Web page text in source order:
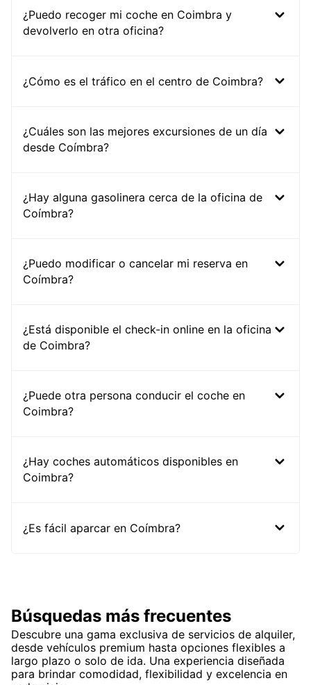
¿Puedo recoger mi coche en Coimbra y
devolverlo en otra oficina?
¿Cómo es el tráfico en el centro de Coimbra?
¿Cuáles son las mejores excursiones de un día
desde Coímbra?
¿Hay alguna gasolinera cerca de la oficina de
Coímbra?
¿Puedo modificar o cancelar mi reserva en
Coímbra?
¿Está disponible el check-in online en la oficina
de Coimbra?
¿Puede otra persona conducir el coche en
Coimbra?
¿Hay coches automáticos disponibles en
Coimbra?
¿Es fácil aparcar en Coímbra?
Búsquedas más frecuentes
Descubre una gama exclusiva de servicios de alquiler,
desde vehículos premium hasta opciones flexibles a
largo plazo o solo de ida. Una experiencia diseñada
para brindar comodidad, flexibilidad y excelencia en